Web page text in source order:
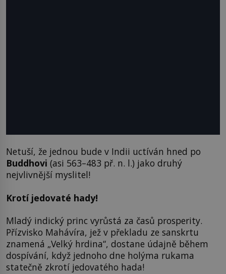
Netuší, že jednou bude v Indii uctíván hned po
Buddhovi (asi 563–483 př. n. l.) jako druhý
nejvlivnější myslitel!
Krotí jedovaté hady!
Mladý indický princ vyrůstá za časů prosperity.
Přízvisko Mahávíra, jež v překladu ze sanskrtu
znamená „Velký hrdina“, dostane údajně během
dospívání, když jednoho dne holýma rukama
statečně zkrotí jedovatého hada!